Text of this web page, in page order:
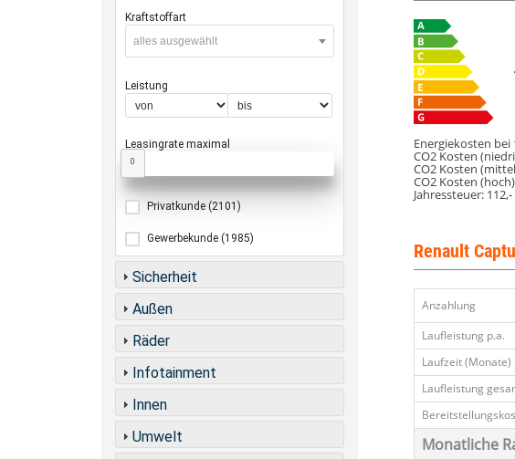
Energiekosten bei
CO2 Kosten
CO2 Kosten
CO2 Kosten
Jahressteuer:
Renault
Anzahlung
Laufleistung p.a.
Laufzeit (Monate)
Laufleistung
Monatliche
Kraftstoffart
alles ausgewählt
Leistung
Leasingrate maximal
0
Privatkunde (2101)
Gewerbekunde (1985)
Sicherheit
Außen
Räder
Infotainment
Innen
Umwelt